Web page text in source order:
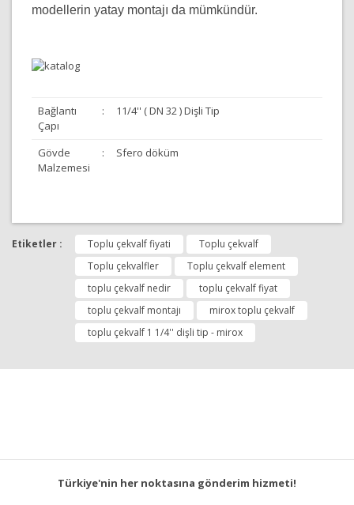
modellerin yatay montajı da mümkündür.
Bağlantı
Çapı
: 11/4'' ( DN 32 ) Dişli Tip
Gövde
Malzemesi
: Sfero döküm
Bu ürüne ilk yorumu siz yapın!
Yorum Yap
Bu ürünün fiyat bilgisi, resim, ürün açıklamalarında ve
diğer konularda yetersiz gördüğünüz noktaları öneri
formunu kullanarak tarafımıza iletebilirsiniz.
Görüş ve önerileriniz için teşekkür ederiz.
Ürün resmi kalitesiz, bozuk veya görüntülenemiyor.
Ürün açıklamasında eksik bilgiler bulunuyor.
Ürün fiyatı diğer sitelerden daha pahalı.
Etiketler : Toplu çekvalf fiyati
Toplu çekvalf
Toplu çekvalfler
Toplu çekvalf element
toplu çekvalf nedir
toplu çekvalf fiyat
toplu çekvalf montajı
mirox toplu çekvalf
toplu çekvalf 1 1/4'' dişli tip - mirox
Türkiye'nin her noktasına gönderim hizmeti!